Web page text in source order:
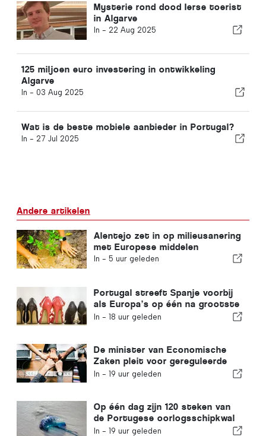
Mysterie rond dood Ierse toerist
in Algarve
In - 22 Aug 2025
125 miljoen euro investering in ontwikkeling
Algarve
In - 03 Aug 2025
Wat is de beste mobiele aanbieder in Portugal?
In - 27 Jul 2025
Andere artikelen
Alentejo zet in op milieusanering
met Europese middelen
In - 5 uur geleden
Portugal streeft Spanje voorbij
als Europa’s op één na grootste
schoenenproducent
In - 18 uur geleden
De minister van Economische
Zaken pleit voor gereguleerde
integratie en garandeert een
In - 19 uur geleden
Op één dag zijn 120 steken van
de Portugese oorlogsschipkwal
geregistreerd
In - 19 uur geleden